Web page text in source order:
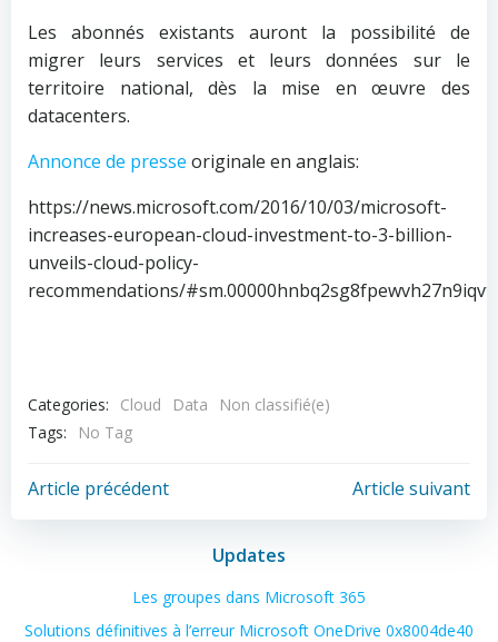
Les abonnés existants auront la possibilité de
migrer leurs services et leurs données sur le
territoire national, dès la mise en œuvre des
datacenters.
Annonce de presse originale en anglais:
https://news.microsoft.com/2016/10/03/microsoft-
increases-european-cloud-investment-to-3-billion-
unveils-cloud-policy-
recommendations/
Categories: Cloud Data
Non classifié(e)
Tags:
No Tag
Post
navigation
Article précédent
navigation
Article suivant
Updates
Les groupes dans Microsoft 365
Solutions définitives à l’erreur Microsoft OneDrive 0x8004de40